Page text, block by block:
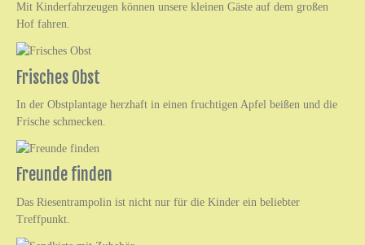
Mit Kinderfahrzeugen können unsere kleinen Gäste auf dem großen
Hof fahren.
Frisches Obst
In der Obstplantage herzhaft in einen fruchtigen Apfel beißen und die
Frische schmecken.
Freunde finden
Das Riesentrampolin ist nicht nur für die Kinder ein beliebter
Treffpunkt.